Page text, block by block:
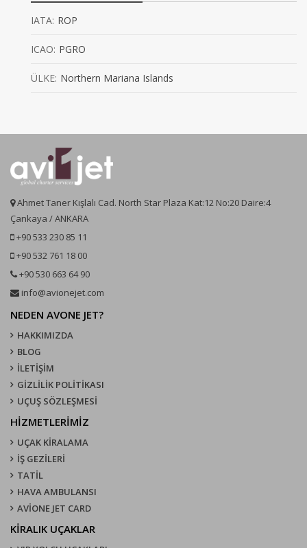
IATA: ROP
ICAO: PGRO
ÜLKE: Northern Mariana Islands
Ahmet Taner Kışlalı Cad. North Star Plaza Kat:12 No:20 Daire:4
Çankaya / ANKARA
+90 533 230 85 11
+90 532 761 18 00
+90 530 663 64 90
info@avionejet.com
NEDEN AVONE JET?
HAKKIMIZDA
BLOG
İLETİŞİM
GİZLİLİK POLİTİKASI
UÇUŞ SÖZLEŞMESI
HİZMETLERİMİZ
UÇAK KIRALAMA
İŞ GEZİLERİ
TATİL
HAVA AMBULANSI
AVİONE JET CARD
KIRALIK UÇAKLAR